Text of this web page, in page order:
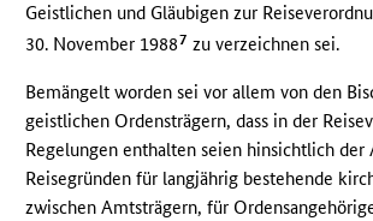
Geistlichen und Gläubigen zur
30. November 19887 zu verzeichnen sei.
Bemängelt worden sei vor allem von den
geistlichen Ordensträgern, dass in der
Regelungen enthalten seien hinsichtlich der
Reisegründen für langjährig bestehende
zwischen Amtsträgern, für